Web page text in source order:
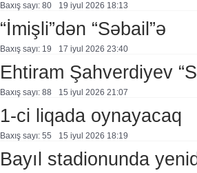
Baxış sayı: 80 19 i̇yul 2026 18:13
“İmişli”dən “Səbail”ə
Baxış sayı: 19 17 i̇yul 2026 23:40
Ehtiram Şahverdiyev
Baxış sayı: 88 15 i̇yul 2026 21:07
1-ci liqada oynayacaq
Baxış sayı: 55 15 i̇yul 2026 18:19
Bayıl stadionunda